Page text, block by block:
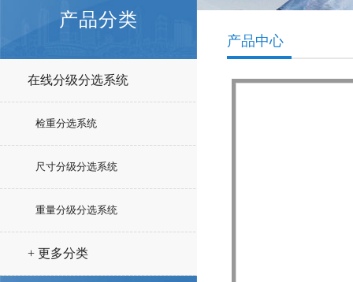
产品分类
在线分级分选系统
检重分选系统
尺寸分级分选系统
重量分级分选系统
+ 更多分类
产品中心